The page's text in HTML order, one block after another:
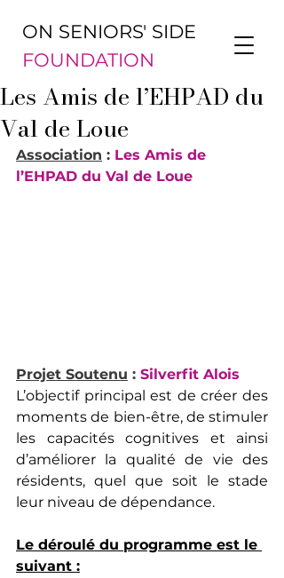
ON SENIORS' SIDE
FOUNDATION
Les Amis de l’EHPAD du
Val de Loue
Association : Les Amis de
l’EHPAD du Val de Loue
Projet Soutenu : Silverfit Alois
L’objectif principal est de créer des
moments de bien-être, de stimuler
les capacités cognitives et ainsi
d’améliorer la qualité de vie des
résidents, quel que soit le stade
leur niveau de dépendance.
Le déroulé du programme est le
suivant :